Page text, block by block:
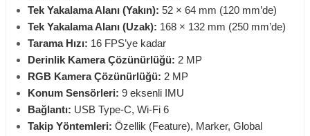
Tek Yakalama Alanı (Yakın): 52 × 64 mm (120 mm’de)
Tek Yakalama Alanı (Uzak): 168 × 132 mm (250 mm’de)
Tarama Hızı: 16 FPS’ye kadar
Derinlik Kamera Çözünürlüğü: 2 MP
RGB Kamera Çözünürlüğü: 2 MP
Konum Sensörleri: 9 eksenli IMU
Bağlantı: USB Type-C, Wi-Fi 6
Takip Yöntemleri: Özellik (Feature), Marker, Global